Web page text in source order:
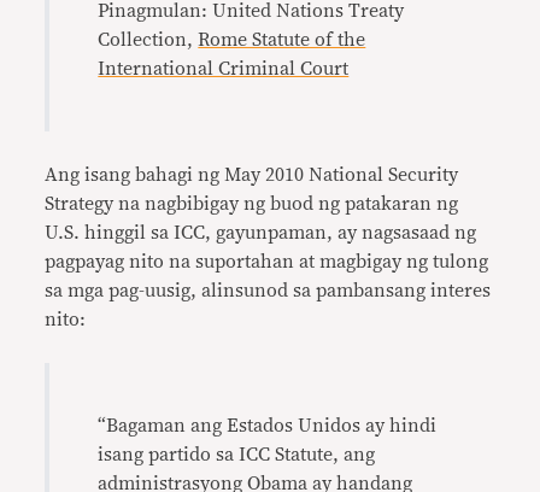
Pinagmulan: United Nations Treaty
Collection,Rome Statute of the
International Criminal Court
Ang isang bahagi ng May 2010 National Security
Strategy na nagbibigay ng buod ng patakaran ng
U.S. hinggil sa ICC, gayunpaman, ay nagsasaad ng
pagpayag nito na suportahan at magbigay ng tulong
sa mga pag-uusig, alinsunod sa pambansang interes
nito:
“Bagaman ang Estados Unidos ay hindi
isang partido sa ICC Statute, ang
administrasyong Obama ay handang